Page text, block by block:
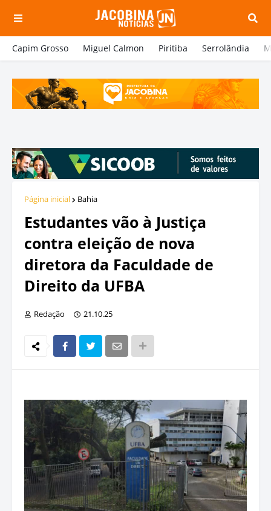
Capim Grosso Miguel Calmon Piritiba Serrolândia
Página inicial Bahia
Estudantes vão à Justiça
contra eleição de nova
diretora da Faculdade de
Direito da UFBA
Redação 21.10.25